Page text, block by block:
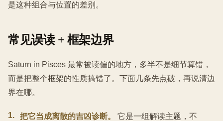
是这种组合与位置的差别。
常见误读 + 框架边界
Saturn in Pisces 最常被读偏的地方，多半不是细节算错，
而是把整个框架的性质搞错了。下面几条先点破，再说清边
界在哪。
1. 把它当成离散的吉凶诊断。
它是一组解读主题，不